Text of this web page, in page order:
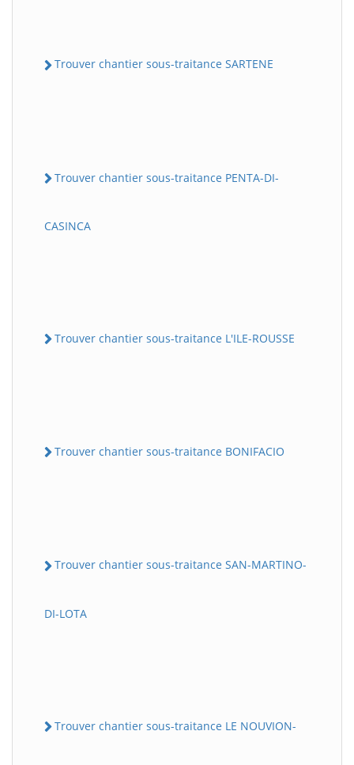
Trouver chantier sous-traitance SARTENE
Trouver chantier sous-traitance PENTA-DI-
CASINCA
Trouver chantier sous-traitance L'ILE-ROUSSE
Trouver chantier sous-traitance BONIFACIO
Trouver chantier sous-traitance SAN-MARTINO-
DI-LOTA
Trouver chantier sous-traitance LE NOUVION-